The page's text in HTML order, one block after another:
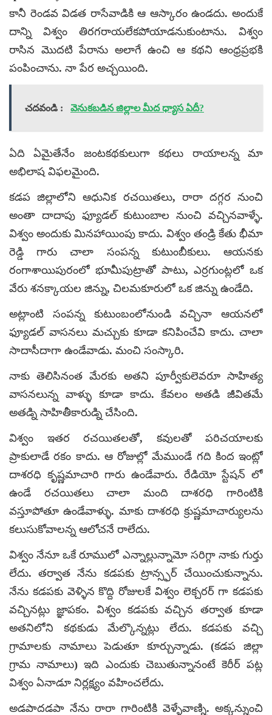
కానీ రెండవ విడత రాసేవాడికి ఆ ఆస్కారం ఉండదు. అందుకే
దాన్ని విశ్వం తిరగరాయలేకపోయాడనుకుంటాను. విశ్వం
రాసిన మొదటి పేరాను అలాగే ఉంచి ఆ కథని ఆంధ్రప్రభకి
పంపించాను. నా పేర అచ్చయింది.
చదవండి : వెనుకబడిన జిల్లాల మీద ధ్యాస ఏదీ?
ఏది ఏమైతేనేం జంటకథకులుగా కథలు రాయాలన్న మా
అభిలాష విఫలమైంది.
కడప జిల్లాలోని ఆధునిక రచయితలు, రారా దగ్గర నుంచి
అంతా దాదాపు ఫ్యూడల్ కుటుంబాల నుంచి వచ్చినవాళ్ళే.
విశ్వం అందుకు మినహాయింపు కాదు. విశ్వం తండ్రి కేతు భీమా
రెడ్డి గారు చాలా సంపన్న కుటుంబీకులు. ఆయనకు
రంగాశాయిపురంలో భూమీపుట్రాతో పాటు, ఎర్రగుంట్లలో ఒక
వేరు శనక్కాయల జిన్ను, చిలమకూరులో ఒక జిన్ను ఉండేది.
అట్లాంటి సంపన్న కుటుంబంలోనుండి వచ్చినా ఆయనలో
ఫ్యూడల్ వాసనలు మచ్చుకు కూడా కనిపించేవి కాదు. చాలా
సాదాసీదాగా ఉండేవాడు. మంచి సంస్కారి.
నాకు తెలిసినంత మేరకు అతని పూర్వీకులెవరూ సాహిత్య
వాసనలున్న వాళ్ళు కూడా కాదు. కేవలం అతడి జీవితమే
అతడ్ని సాహితీకారుడ్ని చేసింది.
విశ్వం ఇతర రచయితలతో, కవులతో పరిచయాలకు
ప్రాకులాడే రకం కాదు. ఆ రోజుల్లో మేముండే గది కింద ఇంట్లో
దాశరధి కృష్ణమాచారి గారు ఉండేవారు. రేడియో స్టేషన్ లో
ఉండే రచయితలు చాలా మంది దాశరధి గారింటికి
వస్తూపోతూ ఉండేవాళ్ళు. మాకు దాశరధి క్రుష్ణమాచార్యులను
కలుసుకోవాలన్న ఆలోచనే రాలేదు.
విశ్వం నేనూ ఒకే రూములో ఎన్నాల్లున్నామో సరిగ్గా నాకు గుర్తు
లేదు. తర్వాత నేను కడపకు ట్రాన్స్ఫర్ చేయించుకున్నాను.
నేను కడపకు వెళ్ళిన కొద్ది రోజులకే విశ్వం లెక్చరర్ గా కడపకు
వచ్చినట్లు జ్ఞాపకం. విశ్వం కడపకు వచ్చిన తర్వాత కూడా
అతనిలోని కథకుడు మేల్కొన్నట్లు లేదు. కడపకు వచ్చి
గ్రామాలకు నామాలు పెడుతూ కూర్చున్నాడు. (కడప జిల్లా
గ్రామ నామాలు) ఇది ఎందుకు చెబుతున్నానంటే కెరీర్ పట్ల
విశ్వం ఏనాడూ నిర్లక్ష్యం వహించలేదు.
అడపాదడపా నేను రారా గారింటికి వెళ్ళేవాణ్ని. అక్కన్నుంచి